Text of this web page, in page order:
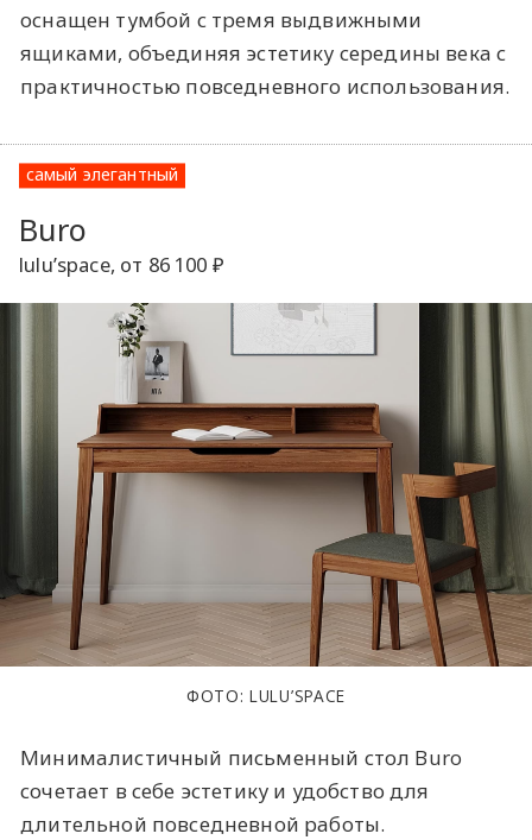
оснащен тумбой с тремя выдвижными
ящиками, объединяя эстетику середины века с
практичностью повседневного использования.
самый элегантный
Buro
lulu’space, от 86 100 ₽
ФОТО: LULU’SPACE
Минималистичный письменный стол Buro
сочетает в себе эстетику и удобство для
длительной повседневной работы.